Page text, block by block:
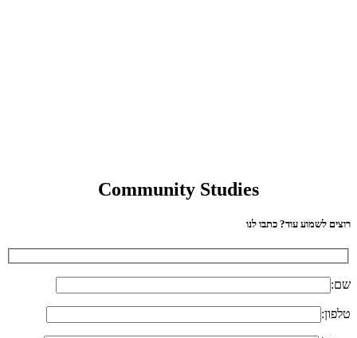
Community Studies
רוצים לשמוע עוד? כתבו לנו
שם:
טלפון: